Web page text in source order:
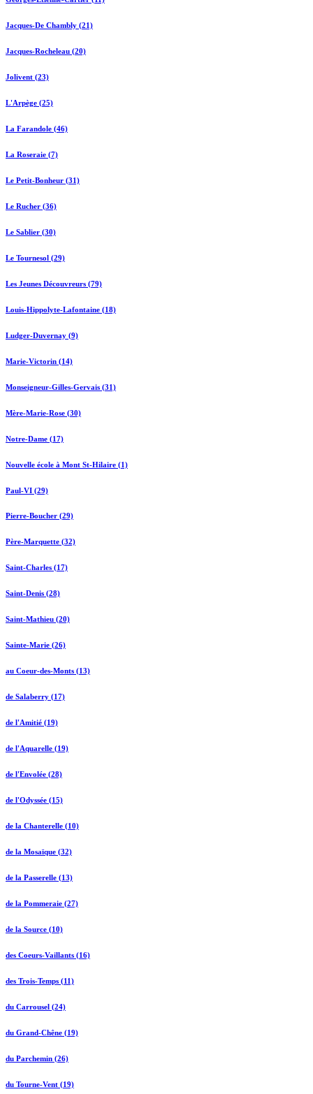
Jacques-De Chambly (21)
Jacques-Rocheleau (20)
Jolivent (23)
L'Arpège (25)
La Farandole (46)
La Roseraie (7)
Le Petit-Bonheur (31)
Le Rucher (36)
Le Sablier (30)
Le Tournesol (29)
Les Jeunes Découvreurs (79)
Louis-Hippolyte-Lafontaine (18)
Ludger-Duvernay (9)
Marie-Victorin (14)
Monseigneur-Gilles-Gervais (31)
Mère-Marie-Rose (30)
Notre-Dame (17)
Nouvelle école à Mont St-Hilaire (1)
Paul-VI (29)
Pierre-Boucher (29)
Père-Marquette (32)
Saint-Charles (17)
Saint-Denis (28)
Saint-Mathieu (20)
Sainte-Marie (26)
au Coeur-des-Monts (13)
de Salaberry (17)
de l'Amitié (19)
de l'Aquarelle (19)
de l'Envolée (28)
de l'Odyssée (15)
de la Chanterelle (10)
de la Mosaïque (32)
de la Passerelle (13)
de la Pommeraie (27)
de la Source (10)
des Coeurs-Vaillants (16)
des Trois-Temps (11)
du Carrousel (24)
du Grand-Chêne (19)
du Parchemin (26)
du Tourne-Vent (19)